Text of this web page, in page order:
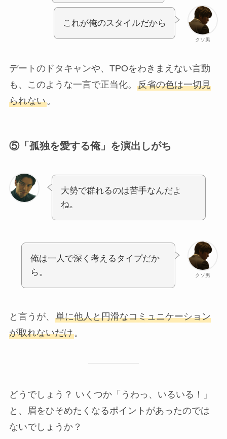
クソ男
これが俺のスタイルだから
デートのドタキャンや、TPOをわきまえない言動
も、このような一言で正当化。 反省の色は一切見
られない。
⑤「孤独を愛する俺」を演出しがち
大勢で群れるのは苦手なんだよ
ね。
クソ男
俺は一人で深く考えるタイプだか
ら。
と言うが、 単に他人と円滑なコミュニケーション
が取れないだけ。
どうでしょう？ いくつか「うわっ、いるいる！」
と、眉をひそめたくなるポイントがあったのでは
ないでしょうか？